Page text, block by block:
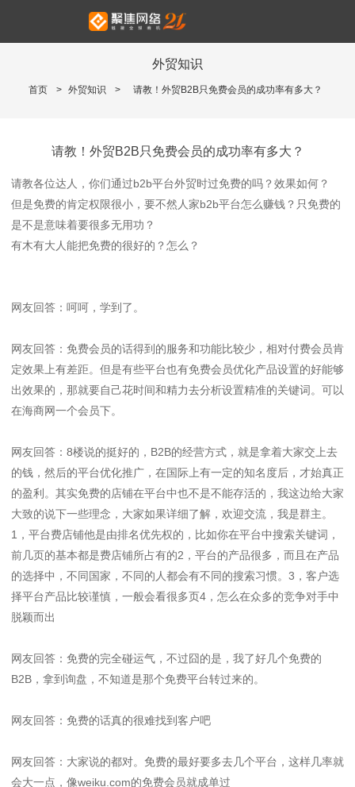
外贸知识
首页 > 外贸知识 > 请教！外贸B2B只免费会员的成功率有多大？
请教！外贸B2B只免费会员的成功率有多大？
请教各位达人，你们通过b2b平台外贸时过免费的吗？效果如何？
但是免费的肯定权限很小，要不然人家b2b平台怎么赚钱？只免费的
是不是意味着要很多无用功？
有木有大人能把免费的很好的？怎么？
网友回答：呵呵，学到了。
网友回答：免费会员的话得到的服务和功能比较少，相对付费会员肯
定效果上有差距。但是有些平台也有免费会员优化产品设置的好能够
出效果的，那就要自己花时间和精力去分析设置精准的关键词。可以
在海商网一个会员下。
网友回答：8楼说的挺好的，B2B的经营方式，就是拿着大家交上去
的钱，然后的平台优化推广，在国际上有一定的知名度后，才始真正
的盈利。其实免费的店铺在平台中也不是不能存活的，我这边给大家
大致的说下一些理念，大家如果详细了解，欢迎交流，我是群主。
1，平台费店铺他是由排名优先权的，比如你在平台中搜索关键词，
前几页的基本都是费店铺所占有的2，平台的产品很多，而且在产品
的选择中，不同国家，不同的人都会有不同的搜索习惯。3，客户选
择平台产品比较谨慎，一般会看很多页4，怎么在众多的竞争对手中
脱颖而出
网友回答：免费的完全碰运气，不过囧的是，我了好几个免费的
B2B，拿到询盘，不知道是那个免费平台转过来的。
网友回答：免费的话真的很难找到客户吧
网友回答：大家说的都对。免费的最好要多去几个平台，这样几率就
会大一点，像weiku.com的免费会员就成单过